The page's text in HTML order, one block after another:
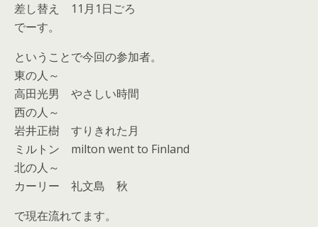
差し替え 11月1日ごろ
でーす。
ということで今回の参加者。
東の人～
高田光男 やさしい時間
西の人～
岩井正樹 すりきれた月
ミルトン milton went to Finland
北の人～
カーリー 礼文島 秋
で現在流れてます。